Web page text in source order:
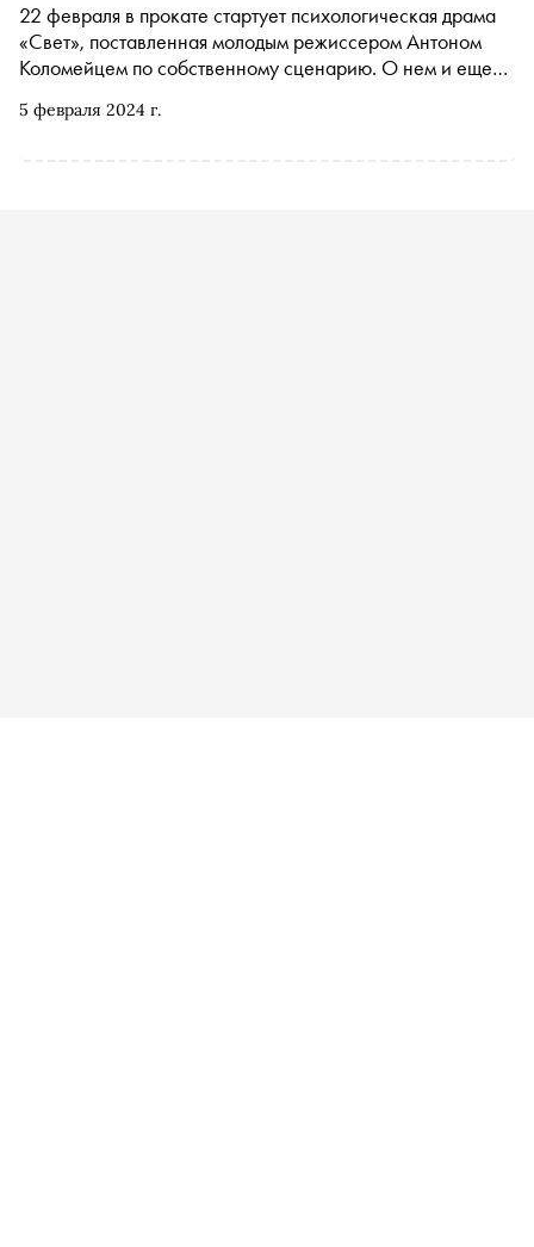
5 февраля 2024 г.
22 февраля в прокате стартует психологическая драма
«Свет», поставленная молодым режиссером Антоном
Коломейцем по собственному сценарию. О нем и еще
«Сноба»